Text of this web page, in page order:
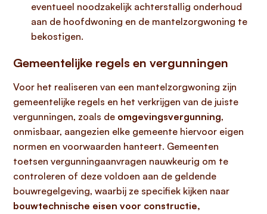
eventueel noodzakelijk achterstallig onderhoud
aan de hoofdwoning en de mantelzorgwoning te
bekostigen.
Gemeentelijke regels en vergunningen
Voor het realiseren van een mantelzorgwoning zijn
gemeentelijke regels en het verkrijgen van de juiste
vergunningen, zoals de omgevingsvergunning,
onmisbaar, aangezien elke gemeente hiervoor eigen
normen en voorwaarden hanteert. Gemeenten
toetsen vergunningaanvragen nauwkeurig om te
controleren of deze voldoen aan de geldende
bouwregelgeving, waarbij ze specifiek kijken naar
bouwtechnische eisen voor constructie,